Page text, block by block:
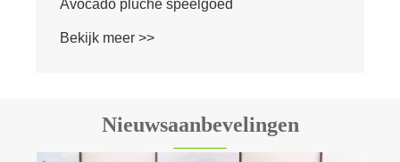
Nieuwsaanbevelingen